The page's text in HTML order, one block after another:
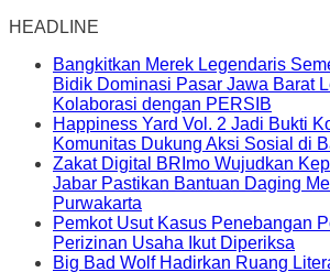
HEADLINE
Bangkitkan Merek Legendaris
Bidik Dominasi Pasar Jawa Barat
Kolaborasi dengan PERSIB
Happiness Yard Vol. 2 Jadi Bukti
Komunitas Dukung Aksi Sosial di
Zakat Digital BRImo Wujudkan
Jabar Pastikan Bantuan Daging
Purwakarta
Pemkot Usut Kasus Penebangan
Perizinan Usaha Ikut Diperiksa
Big Bad Wolf Hadirkan Ruang